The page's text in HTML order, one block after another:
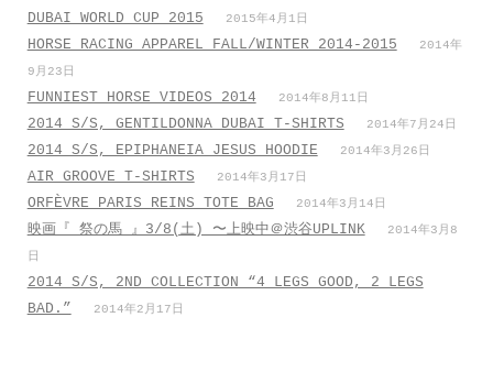
DUBAI WORLD CUP 2015 2015年4月1日
HORSE RACING APPAREL FALL/WINTER 2014-2015
2014年
9月23日
FUNNIEST HORSE VIDEOS 2014 2014年8月11日
2014 S/S, GENTILDONNA DUBAI T-SHIRTS 2014年7月24日
2014 S/S, EPIPHANEIA JESUS HOODIE 2014年3月26日
AIR GROOVE T-SHIRTS 2014年3月17日
ORFÈVRE PARIS REINS TOTE BAG 2014年3月14日
映画『 祭の馬 』3/8(土) 〜上映中＠渋谷UPLINK
2014年3月8
日
2014 S/S, 2ND COLLECTION “4 LEGS GOOD, 2 LEGS
BAD.”
2014年2月17日